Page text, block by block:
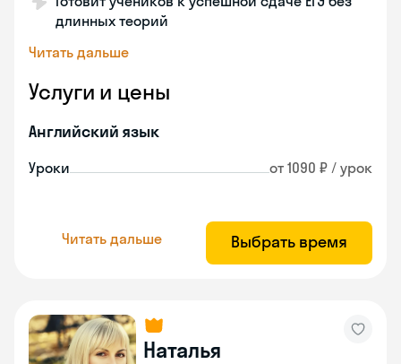
длинных теорий
Читать дальше
Услуги и цены
Английский язык
Уроки от 1090 ₽ / урок
Читать дальше Выбрать время
Наталья